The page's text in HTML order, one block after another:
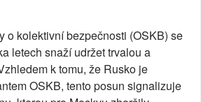
o kolektivní bezpečnosti (OSKB) se
letech snaží udržet trvalou a
k tomu, že Rusko je
OSKB, tento posun signalizuje